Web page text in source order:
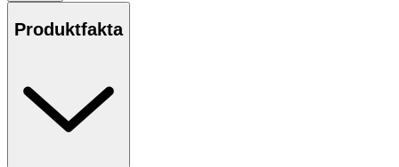
Produktfakta